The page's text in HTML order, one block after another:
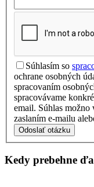
Súhlasím so
ochrane osobných
spracovaním
spracovávame
email. Súhlas
zaslaním e-mailu
Odoslať otázku
Kedy prebehne